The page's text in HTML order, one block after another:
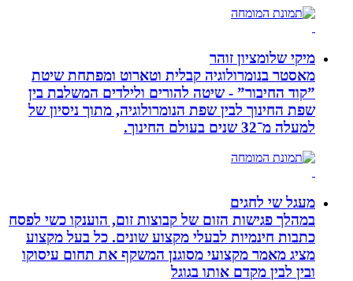
מיקי שלומציון זוהר
מאסטר בנומרולוגיה קבלית וטארוט ומפתחת שיטת
”קוד החיבור” - שיטה להורים ולילדים המשלבת בין
שפת החינוך לבין שפת הנומרולוגיה, מתוך ניסיון של
למעלה מ־32 שנים בעולם החינוך.
מעגל שי לחגים
במהלך פגישות הזום של קבוצות זום, הוענקו כשי לפסח
כתבות חינמיות לבעלי מקצוע שונים. כל בעל מקצוע
מציג מאמר מקצועי מסוגנן המשקף את תחום עיסוקו
ובין לבין מקדם אותו בגוגל